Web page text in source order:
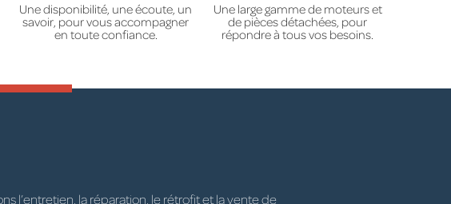
Une disponibilité, une écoute, un
savoir, pour vous accompagner
en toute confiance.
Une large gamme de moteurs et
de pièces détachées, pour
répondre à tous vos besoins.
l’entretien, la réparation, le rétrofit et la vente de